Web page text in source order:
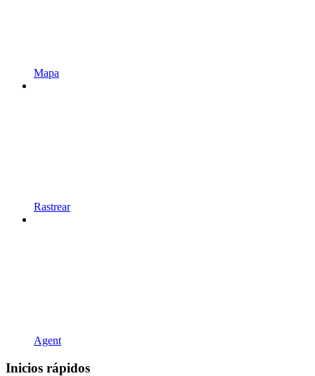
Mapa
Rastrear
Agent
Inicios rápidos